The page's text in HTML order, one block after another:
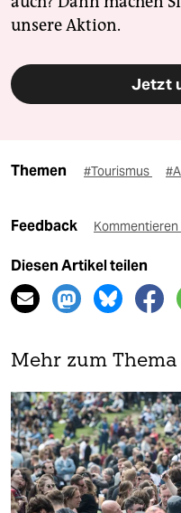
unsere Aktion.
Jetzt
Themen #Tourismus
Feedback Kommentieren
Diesen Artikel teilen
Mehr zum Thema